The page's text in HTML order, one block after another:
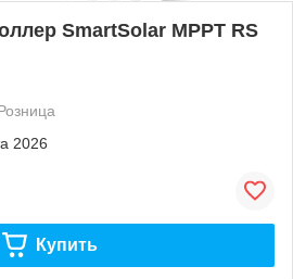
SmartSolar MPPT RS
2026
Купить